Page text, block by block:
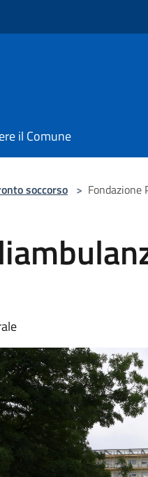
il Comune
soccorso > Fondazione